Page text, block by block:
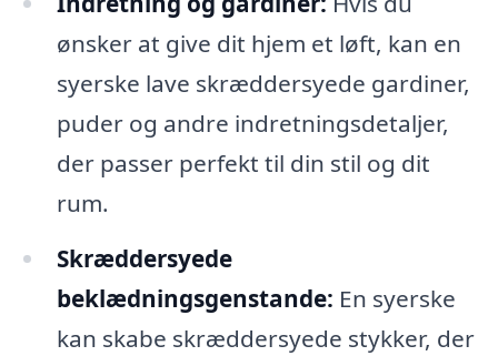
ønsker at give dit hjem et løft, kan en
syerske lave skræddersyede gardiner,
puder og andre indretningsdetaljer,
der passer perfekt til din stil og dit
rum.
Skræddersyede
beklædningsgenstande: En syerske
kan skabe skræddersyede stykker, der